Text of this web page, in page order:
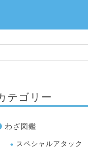
テゴリー
わざ図鑑
スペシャルアタック